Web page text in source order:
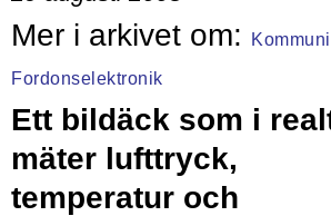
Fordonselektronik
Ett bildäck som i
mäter lufttryck,
temperatur och